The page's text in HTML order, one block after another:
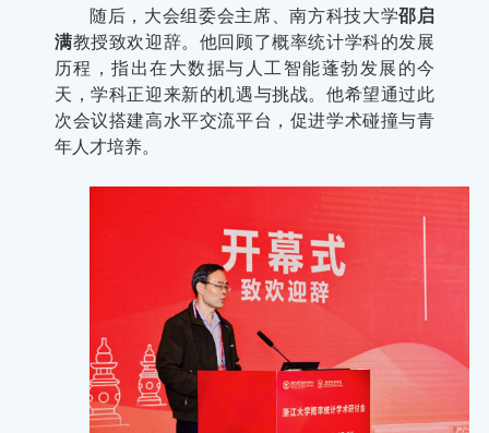
随后，大会组委会主席、南方科技大学邵启
满教授致欢迎辞。他回顾了概率统计学科的发展
历程，指出在大数据与人工智能蓬勃发展的今
天，学科正迎来新的机遇与挑战。他希望通过此
次会议搭建高水平交流平台，促进学术碰撞与青
年人才培养。